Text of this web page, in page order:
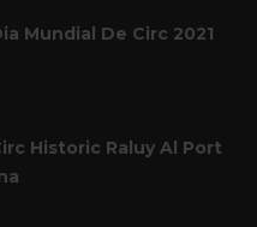
Mundial De Circ 2021
Historic Raluy Al Port